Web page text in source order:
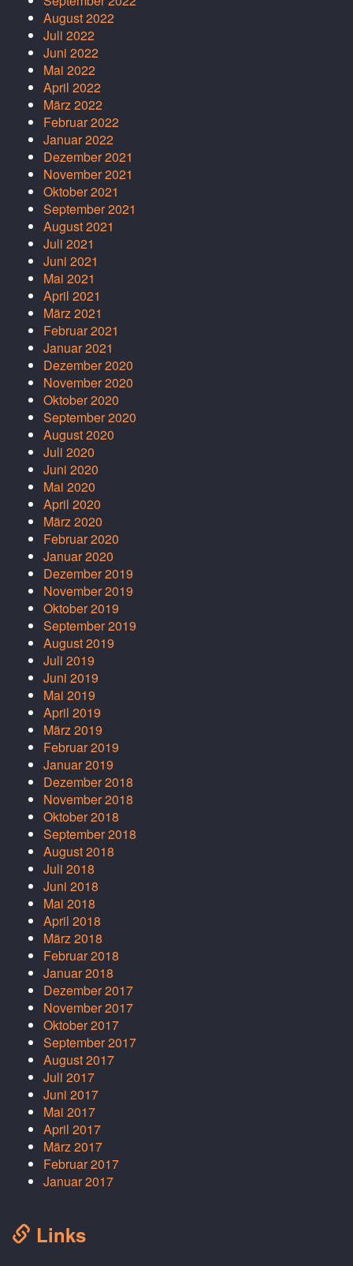
August 2022
Juli 2022
Juni 2022
Mai 2022
April 2022
März 2022
Februar 2022
Januar 2022
Dezember 2021
November 2021
Oktober 2021
September 2021
August 2021
Juli 2021
Juni 2021
Mai 2021
April 2021
März 2021
Februar 2021
Januar 2021
Dezember 2020
November 2020
Oktober 2020
September 2020
August 2020
Juli 2020
Juni 2020
Mai 2020
April 2020
März 2020
Februar 2020
Januar 2020
Dezember 2019
November 2019
Oktober 2019
September 2019
August 2019
Juli 2019
Juni 2019
Mai 2019
April 2019
März 2019
Februar 2019
Januar 2019
Dezember 2018
November 2018
Oktober 2018
September 2018
August 2018
Juli 2018
Juni 2018
Mai 2018
April 2018
März 2018
Februar 2018
Januar 2018
Dezember 2017
November 2017
Oktober 2017
September 2017
August 2017
Juli 2017
Juni 2017
Mai 2017
April 2017
März 2017
Februar 2017
Januar 2017
Links